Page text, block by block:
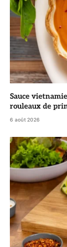
Sauce
rouleaux de
6 août 2026